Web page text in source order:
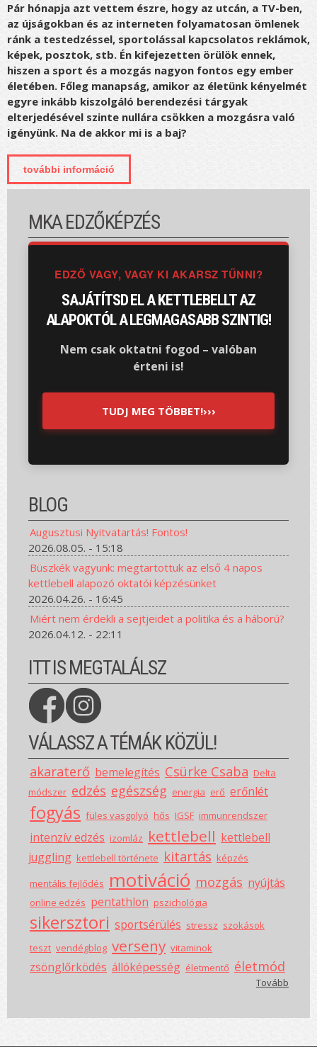
Pár hónapja azt vettem észre, hogy az utcán, a TV-ben,
az újságokban és az interneten folyamatosan ömlenek
ránk a testedzéssel, sportolással kapcsolatos reklámok,
képek, posztok, stb. Én kifejezetten örülök ennek,
hiszen a sport és a mozgás nagyon fontos egy ember
életében. Főleg manapság, amikor az életünk kényelmét
egyre inkább kiszolgáló berendezési tárgyak
elterjedésével szinte nullára csökken a mozgásra való
igényünk. Na de akkor mi is a baj?
további információ
tartalommal kapcsolatosan
MKA EDZŐKÉPZÉS
EDZŐ VAGY, VAGY KI AKARSZ TŰNNI?
SAJÁTÍTSD EL A KETTLEBELLT AZ
ALAPOKTÓL A LEGMAGASABB SZINTIG!
Nem csak oktatni fogod – valóban
érteni is!
TUDJ MEG TÖBBET!›››
BLOG
Augusztusi Nyitvatartás! Fontos!
2026.08.05. - 15:18
Büszkék vagyunk: megtartottuk az első 4 napos
kettlebell alapozó oktatói képzésünket
2026.04.26. - 16:45
Miért nem érdekli a sejtjeidet a politika és a háború?
2026.04.12. - 22:11
ITT IS MEGTALÁLSZ
VÁLASSZ A TÉMÁK KÖZÜL!
akaraterő bemelegítés Csürke Csaba Delta
módszer edzés egészség energia erő erőnlét
fogyás füles vasgolyó hős IGSF immunrendszer
intenzív edzés izomláz kettlebell kettlebell
juggling kettlebell története kitartás képzés
mentális fejlődés motiváció mozgás nyújtás
online edzés pentathlon pszichológia
sikersztori sportsérülés stressz szokások
teszt vendégblog verseny vitaminok
zsönglőrködés állóképesség életmentő életmód
Tovább